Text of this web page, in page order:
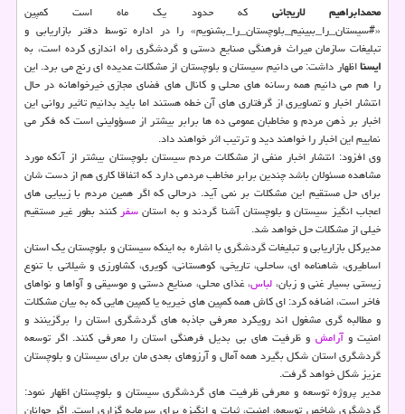
محمدابراهیم لاریجانی كه حدود یك ماه است كمپین
«#سیستان_را_ببینیم_بلوچستان_را_بشنویم» را در اداره توسط دفتر بازاریابی و
تبلیغات سازمان میراث فرهنگی صنایع دستی و گردشگری راه اندازی كرده است، به
ایسنااظهار داشت: می دانیم سیستان و بلوچستان از مشكلات عدیده ای رنج می برد. این
را هم می دانیم همه رسانه های محلی و كانال های فضای مجازی خیرخواهانه در حال
انتشار اخبار و تصاویری از گرفتاری های آن خطه هستند اما باید بدانیم تاثیر روانی این
اخبار بر ذهن مردم و مخاطبان عمومی ده ها برابر بیشتر از مسؤولینی است كه فكر می
نماییم این اخبار را خواهند دید و ترتیب اثر خواهند داد.
وی افزود: انتشار اخبار منفی از مشكلات مردم سیستان بلوچستان بیشتر از آنكه مورد
مشاهده مسئولان باشد چندین برابر مخاطب مردمی دارد كه اتفاقا كاری هم از دست شان
برای حل مستقیم این مشكلات بر نمی آید. درحالی كه اگر همین مردم با زیبایی های
اعجاب انگیز سیستان و بلوچستان آشنا گردند و به استانسفر كنند بطور غیر مستقیم
خیلی از مشكلات حل خواهد شد.
مدیركل بازاریابی و تبلیغات گردشگری با اشاره به اینكه سیستان و بلوچستان یك استان
اساطیری، شاهنامه ای، ساحلی، تاریخی، كوهستانی، كویری، كشاورزی و شیلاتی با تنوع
زیستی بسیار غنی و زبان،لباس، غذای محلی، صنایع دستی و موسیقی و آواها و نواهای
فاخر است، اضافه كرد: ای كاش همه كمپین های خیریه یا كمپین هایی كه به بیان مشكلات
و مطالبه گری مشغول اند رویكرد معرفی جاذبه های گردشگری استان را برگزینند و
امنیت وآرامش و ظرفیت های بی بدیل فرهنگی استان را معرفی كنند. اگر توسعه
گردشگری استان شكل بگیرد همه آمال و آرزوهای بعدی مان برای سیستان و بلوچستان
عزیز شكل خواهد گرفت.
مدیر پروژه توسعه و معرفی ظرفیت های گردشگری سیستان و بلوچستان اظهار نمود:
گردشگری شاخص توسعه، امنیت، ثبات و انگیزه برای سرمایه گزاری است. اگر جوانان